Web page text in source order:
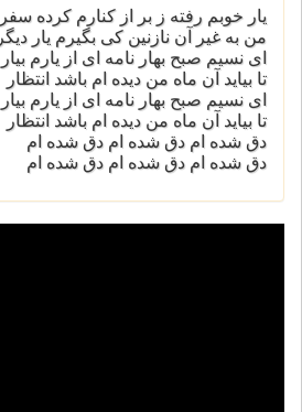
یار خوبم رفته ز بر از کنارم کرده سفر
من به غیر آن نازنین کی بگیرم یار دیگر
ای نسیم صبح بهار نامه ای از یارم بیار
تا بیاید آن ماه من دیده ام باشد انتظار
ای نسیم صبح بهار نامه ای از یارم بیار
تا بیاید آن ماه من دیده ام باشد انتظار
دق شده ام دق شده ام دق شده ام
دق شده ام دق شده ام دق شده ام